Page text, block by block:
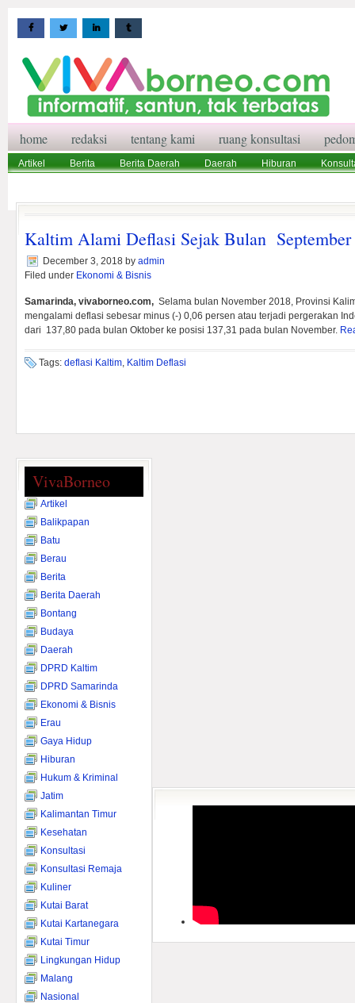
home redaksi tentang kami ruang konsultasi
Artikel Berita Berita Daerah Daerah Hiburan
Kaltim Alami Deflasi Sejak Bulan September
December 3, 2018 by admin
Filed under Ekonomi & Bisnis
Samarinda, vivaborneo.com, Selama bulan November 2018, Provinsi
mengalami deflasi sebesar minus (-) 0,06 persen atau terjadi pergerakan
dari 137,80 pada bulan Oktober ke posisi 137,31 pada bulan November.
Tags: deflasi Kaltim, Kaltim Deflasi
VivaBorneo
Artikel
Balikpapan
Batu
Berau
Berita
Berita Daerah
Bontang
Budaya
Daerah
DPRD Kaltim
DPRD Samarinda
Ekonomi & Bisnis
Erau
Gaya Hidup
Hiburan
Hukum & Kriminal
Jatim
Kalimantan Timur
Kesehatan
Konsultasi
Konsultasi Remaja
Kuliner
Kutai Barat
Kutai Kartanegara
Kutai Timur
Lingkungan Hidup
Malang
Nasional